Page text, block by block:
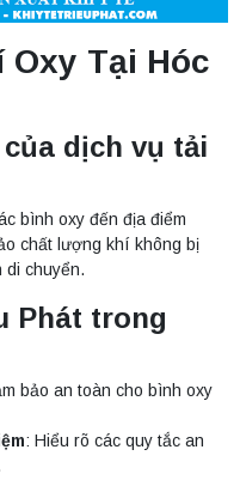
Oxy Tại Hóc
dịch vụ tải
bình oxy đến địa điểm
chất lượng khí không bị
di chuyển.
Phát trong
bảo an toàn cho bình oxy
: Hiểu rõ các quy tắc an